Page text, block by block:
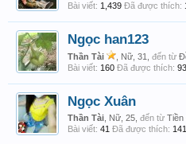
Bài viết: 1,439 Đã được thích:
Ngọc han123
Thần Tài , Nữ, 31, đến từ
Bài viết: 160 Đã được thích:
Ngọc Xuân
Thần Tài , Nữ, 25, đến từ Tiền
Bài viết: 41 Đã được thích: 141